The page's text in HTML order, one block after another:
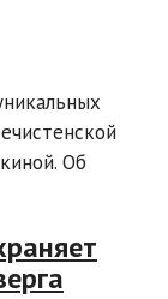
Об